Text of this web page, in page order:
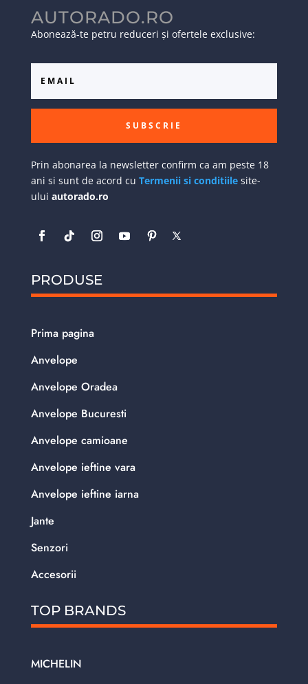
AUTORADO.RO
Abonează-te petru reduceri și ofertele exclusive:
SUBSCRIE
Prin abonarea la newsletter confirm ca am peste 18
ani si sunt de acord cu Termenii si conditiilesite-
ului autorado.ro
PRODUSE
Prima pagina
Anvelope
Anvelope Oradea
Anvelope Bucuresti
Anvelope camioane
Anvelope ieftine vara
Anvelope ieftine iarna
Jante
Senzori
Accesorii
TOP BRANDS
MICHELIN